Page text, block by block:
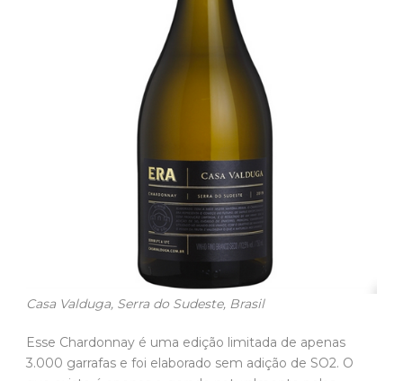
Casa Valduga, Serra do Sudeste, Brasil
Esse Chardonnay é uma edição limitada de apenas
3.000 garrafas e foi elaborado sem adição de SO2. O